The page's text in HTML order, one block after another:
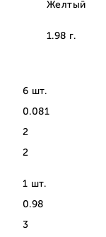
Желтый
1.98 г.
6 шт.
0.081
2
2
1 шт.
0.98
3